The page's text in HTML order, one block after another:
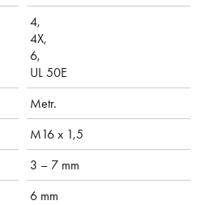
4,
4X,
6,
UL 50E
Metr.
M16 x 1,5
3 – 7 mm
6 mm